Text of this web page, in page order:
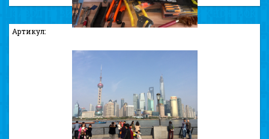
ЗАВОД ПО ВИРОБНИЦТВУ ВИСОКОЯКІСНИХ НОЖІВОК
ТА СТАМЕСОК
Артикул: